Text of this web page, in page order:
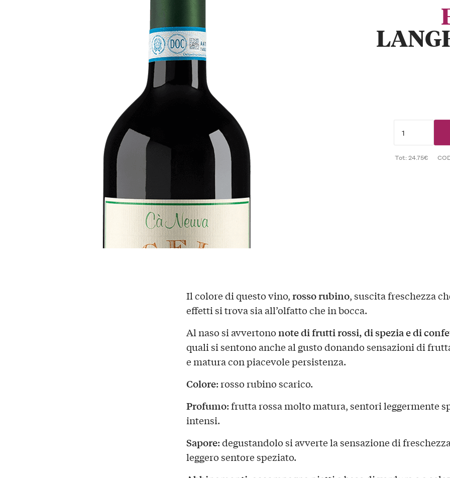
Tot: 24.75€
Il colore di questo vino,rosso rubino, suscita freschezza
effetti si trova sia all’olfatto che in bocca.
Al naso si avvertononote di frutti rossi, di spezia e di
quali si sentono anche al gusto donando sensazioni di
e matura con piacevole persistenza.
Colore: rosso rubino scarico.
Profumo: frutta rossa molto matura, sentori leggermente
intensi.
Sapore: degustandolo si avverte la sensazione di
leggero sentore speziato.